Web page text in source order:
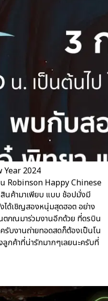
Year 2024
Robinson Happy Chinese
นค้ามาเพียบ แบบ ช้อปมั่งมี
ได้เชิญสองหนุ่มสุดฮอต อย่าง
ภณมาร่วมงานอีกด้วย ที่ดรบิน
บงานถ่ายทอดสดก็ต้องเป็นโน
กค้าที่น่ารักมากๆเลยนะครับที่